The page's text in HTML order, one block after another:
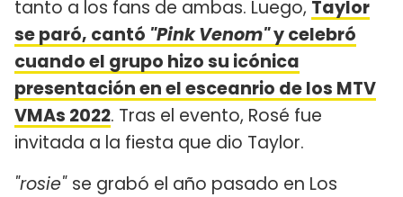
tanto a los fans de ambas. Luego, Taylor
se paró, cantó "Pink Venom"y celebró
cuando el grupo hizo su icónica
presentación en el esceanrio de los MTV
VMAs 2022. Tras el evento, Rosé fue
invitada a la fiesta que dio Taylor.
"rosie" se grabó el año pasado en Los